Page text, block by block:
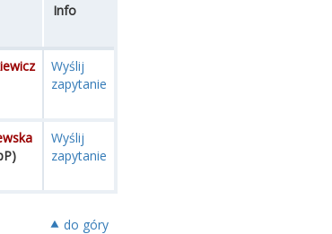
Info
Wyślij
zapytanie
Wyślij
zapytanie
⯅ do góry